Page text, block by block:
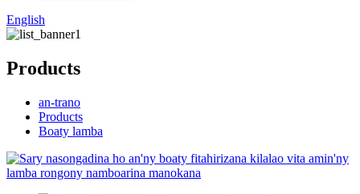
English
Products
an-trano
Products
Boaty lamba